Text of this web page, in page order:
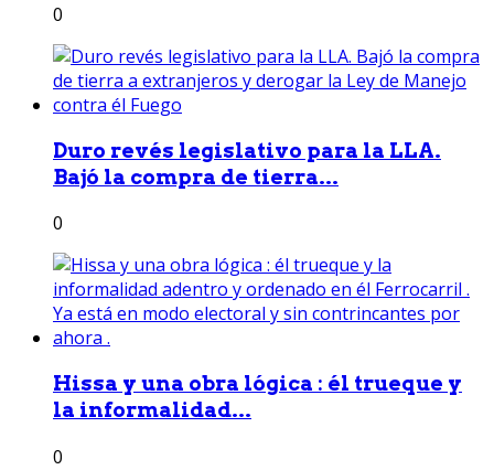
0
Duro revés legislativo para la LLA.
Bajó la compra de tierra...
0
Hissa y una obra lógica : él trueque y
la informalidad...
0